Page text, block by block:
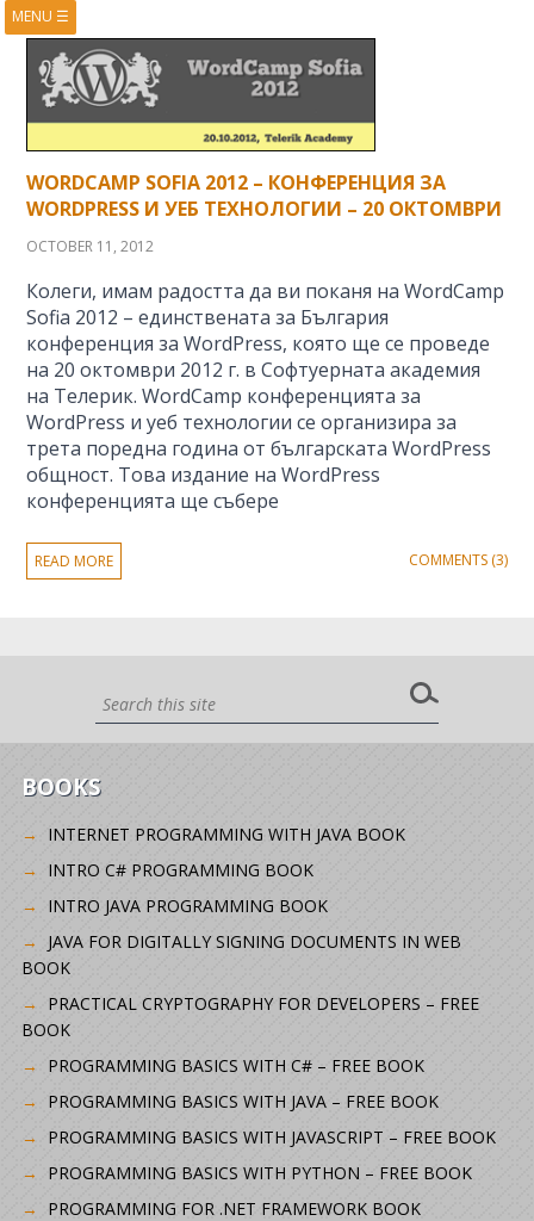
MENU ☰
HOME
BOOKS
VIDEOS
PRESENTATIONS
RESEARCH
PUBLICATIONS
CONTACTS
RSS FEED
WORDCAMP SOFIA 2012 – КОНФЕРЕНЦИЯ ЗА
WORDPRESS И УЕБ ТЕХНОЛОГИИ – 20 ОКТОМВРИ
OCTOBER 11, 2012
Колеги, имам радостта да ви поканя на WordCamp
Sofia 2012 – единствената за България
конференция за WordPress, която ще се проведе
на 20 октомври 2012 г. в Софтуерната академия
на Телерик. WordCamp конференцията за
WordPress и уеб технологии се организира за
трета поредна година от българската WordPress
общност. Това издание на WordPress
конференцията ще събере
READ MORE COMMENTS (3)
BOOKS
INTERNET PROGRAMMING WITH JAVA BOOK
INTRO C# PROGRAMMING BOOK
INTRO JAVA PROGRAMMING BOOK
JAVA FOR DIGITALLY SIGNING DOCUMENTS IN WEB
BOOK
PRACTICAL CRYPTOGRAPHY FOR DEVELOPERS – FREE
BOOK
PROGRAMMING BASICS WITH C# – FREE BOOK
PROGRAMMING BASICS WITH JAVA – FREE BOOK
PROGRAMMING BASICS WITH JAVASCRIPT – FREE BOOK
PROGRAMMING BASICS WITH PYTHON – FREE BOOK
PROGRAMMING FOR .NET FRAMEWORK BOOK